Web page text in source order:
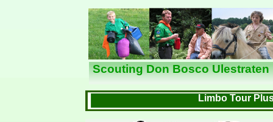
Nieuws
Scouting Don Bosco Ulestraten
Limbo Tour